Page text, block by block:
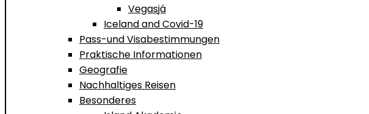
Vegasjá
Iceland and Covid-19
Pass-und Visabestimmungen
Praktische Informationen
Geografie
Nachhaltiges Reisen
Besonderes